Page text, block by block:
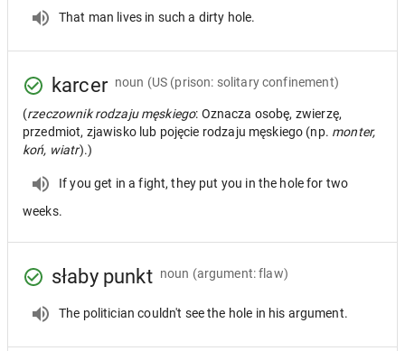
That man lives in such a dirty hole.
karcer noun (US (prison: solitary confinement)
(rzeczownik rodzaju męskiego: Oznacza osobę, zwierzę,
przedmiot, zjawisko lub pojęcie rodzaju męskiego (np. monter,
koń, wiatr).)
If you get in a fight, they put you in the hole for two
weeks.
słaby punkt noun (argument: flaw)
The politician couldn't see the hole in his argument.